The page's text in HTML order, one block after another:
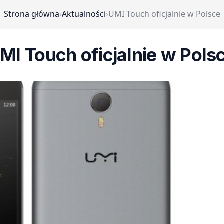
Strona główna›Aktualności›UMI Touch oficjalnie w Polsce
Touch oficjalnie w